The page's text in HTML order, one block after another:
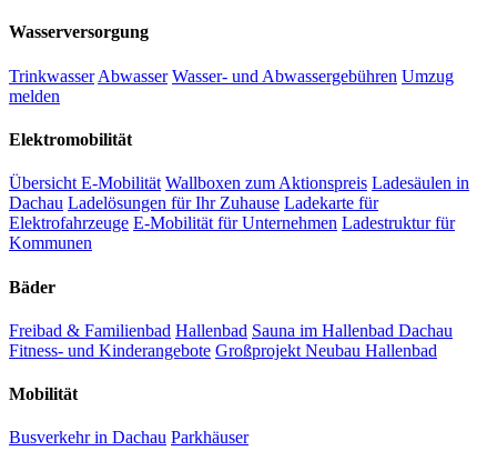
Wasserversorgung
Trinkwasser Abwasser Wasser- und Abwassergebühren Umzug
melden
Elektromobilität
Übersicht E-Mobilität Wallboxen zum Aktionspreis Ladesäulen in
Dachau Ladelösungen für Ihr Zuhause Ladekarte für
Elektrofahrzeuge E-Mobilität für Unternehmen Ladestruktur für
Kommunen
Bäder
Freibad & Familienbad Hallenbad Sauna im Hallenbad Dachau
Fitness- und Kinderangebote Großprojekt Neubau Hallenbad
Mobilität
Busverkehr in Dachau Parkhäuser